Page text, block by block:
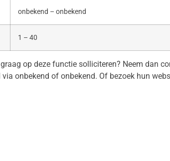
onbekend – onbekend
1 – 40
op deze functie solliciteren? Neem dan
onbekend of onbekend. Of bezoek hun